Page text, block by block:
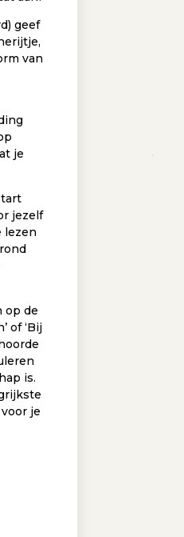
geef
van
je
jezelf
lezen
op de
of ‘Bij
is.
je